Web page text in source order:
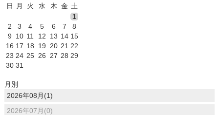
日
月 火 水 木 金 土
1
2
3 4 5 6 7
8
9
10 11 12 13 14 15
16 17 18 19 20 21 22
23 24 25 26 27 28 29
30 31
月別
2026年08月(1)
2026年07月(0)